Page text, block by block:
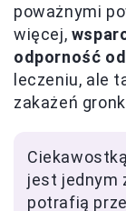
poważnymi
więcej,
odporność
leczeniu, ale
zakażeń
jest jednym
potrafią